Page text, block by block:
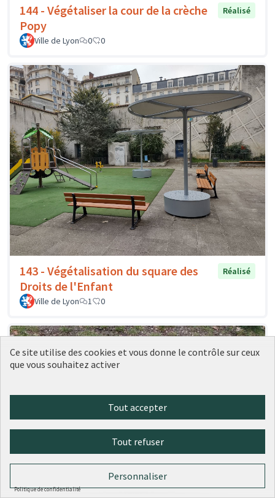
144 - Végétaliser la cour de la crèche
Popy
Réalisé
Ville de Lyon 0 0
143 - Végétalisation du square des
Droits de l'Enfant
Réalisé
Ville de Lyon 1 0
142 - Une table d'échecs au parc
Blandan
Ce site utilise des cookies et vous donne le contrôle sur ceux
que vous souhaitez activer
Tout accepter
Tout refuser
Personnaliser
Politique de confidentialité